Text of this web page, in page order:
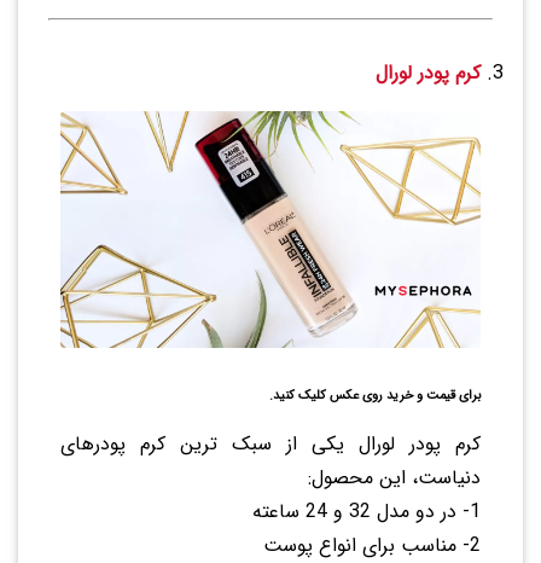
کرم پودر لورال
برای قیمت و خرید روی عکس کلیک کنید.
کرم پودر لورال یکی از سبک ترین کرم پودرهای
دنیاست، این محصول:
1- در دو مدل 32 و 24 ساعته
2- مناسب برای انواع پوست